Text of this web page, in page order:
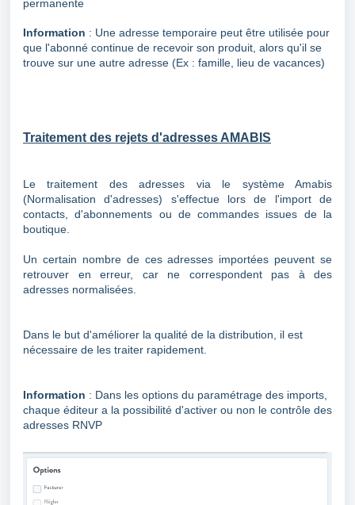
permanente
Information : Une adresse temporaire peut être utilisée pour
que l'abonné continue de recevoir son produit, alors qu'il se
trouve sur une autre adresse (Ex : famille, lieu de vacances)
Traitement des rejets d'adresses AMABIS
Le traitement des adresses via le système Amabis
(Normalisation d'adresses) s'effectue lors de l'import de
contacts, d'abonnements ou de commandes issues de la
boutique.
Un certain nombre de ces adresses importées peuvent se
retrouver en erreur, car ne correspondent pas à des
adresses normalisées.
Dans le but d'améliorer la qualité de la distribution, il est
nécessaire de les traiter rapidement.
Information : Dans les options du paramétrage des imports,
chaque éditeur a la possibilité d'activer ou non le contrôle des
adresses RNVP